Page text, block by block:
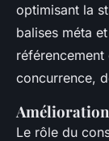
optimisant la
balises méta
concurrence,
Le rôle du